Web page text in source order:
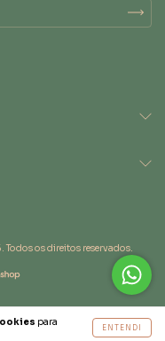
para
ENTENDI
os direitos reservados.